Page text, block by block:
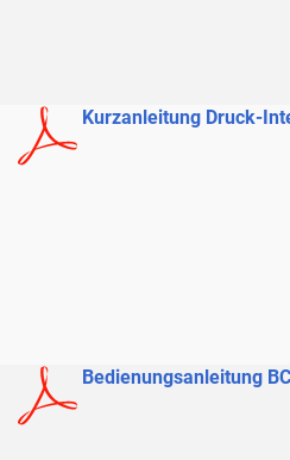
Kurzanleitung Druck-
Bedienungsanleitung